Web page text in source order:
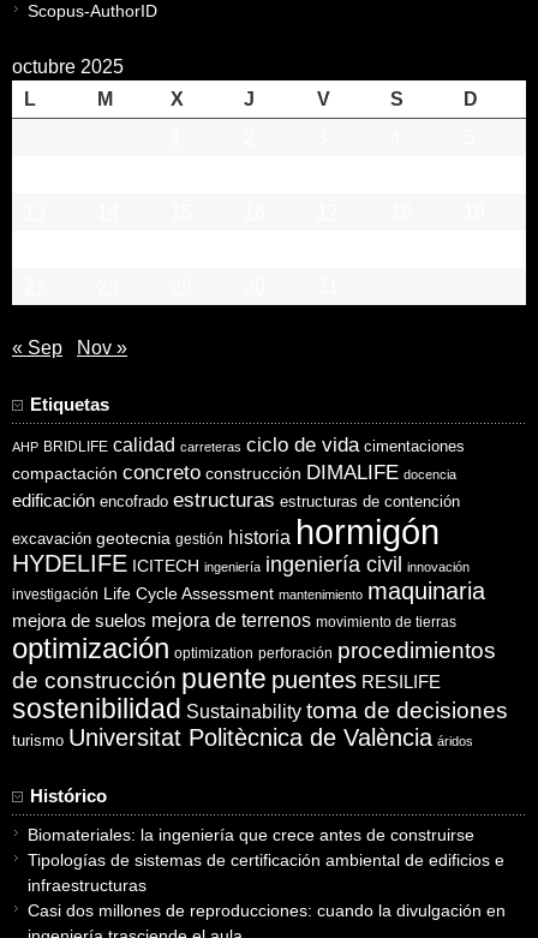
Scopus-AuthorID
octubre 2025
L
M X J V S
D
« Sep Nov »
Etiquetas
AHP BRIDLIFE calidad carreteras ciclo de vida cimentaciones
compactación concreto construcción DIMALIFE docencia
edificación encofrado estructuras estructuras de contención
excavación geotecnia gestión historia hormigón
HYDELIFE ICITECH ingeniería ingeniería civil innovación
investigación Life Cycle Assessment mantenimiento maquinaria
mejora de suelos mejora de terrenos movimiento de tierras
optimización optimization perforación procedimientos
de construcción puente puentes RESILIFE
sostenibilidad Sustainability toma de decisiones
turismo Universitat Politècnica de València áridos
Histórico
Biomateriales: la ingeniería que crece antes de construirse
Tipologías de sistemas de certificación ambiental de edificios e
infraestructuras
Casi dos millones de reproducciones: cuando la divulgación en